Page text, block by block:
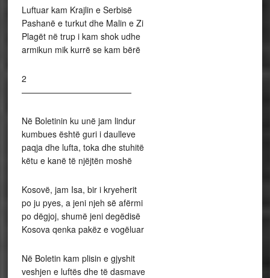
Luftuar kam Krajlin e Serbisë
Pashanë e turkut dhe Malin e Zi
Plagët në trup i kam shok udhe
armikun mik kurrë se kam bërë
2
—————————————
Në Boletinin ku unë jam lindur
kumbues është guri i daulleve
paqja dhe lufta, toka dhe stuhitë
këtu e kanë të njëjtën moshë
Kosovë, jam Isa, bir i kryeherit
po ju pyes, a jeni njeh së afërmi
po dëgjoj, shumë jeni degëdisë
Kosova qenka pakëz e vogëluar
Në Boletin kam plisin e gjyshit
veshjen e luftës dhe të dasmave